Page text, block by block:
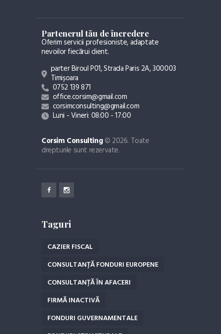
Partenerul tău de încredere
Oferim servicii profesioniste, adaptate
nevoilor fiecărui client.
parter Biroul P01, Strada Paris 2A, 300003
Timișoara
0752 139 871
office.corsim@gmail.com
corsimconsulting@gmail.com
Luni - Vineri: 08:00 - 17:00
Corsim Consulting© 2026. Toate
drepturile sunt rezervate.
Taguri
CAZIER FISCAL
CONSULTANȚĂ FONDURI EUROPENE
CONSULTANȚĂ ÎN AFACERI
FIRMĂ INACTIVĂ
FONDURI GUVERNAMENTALE